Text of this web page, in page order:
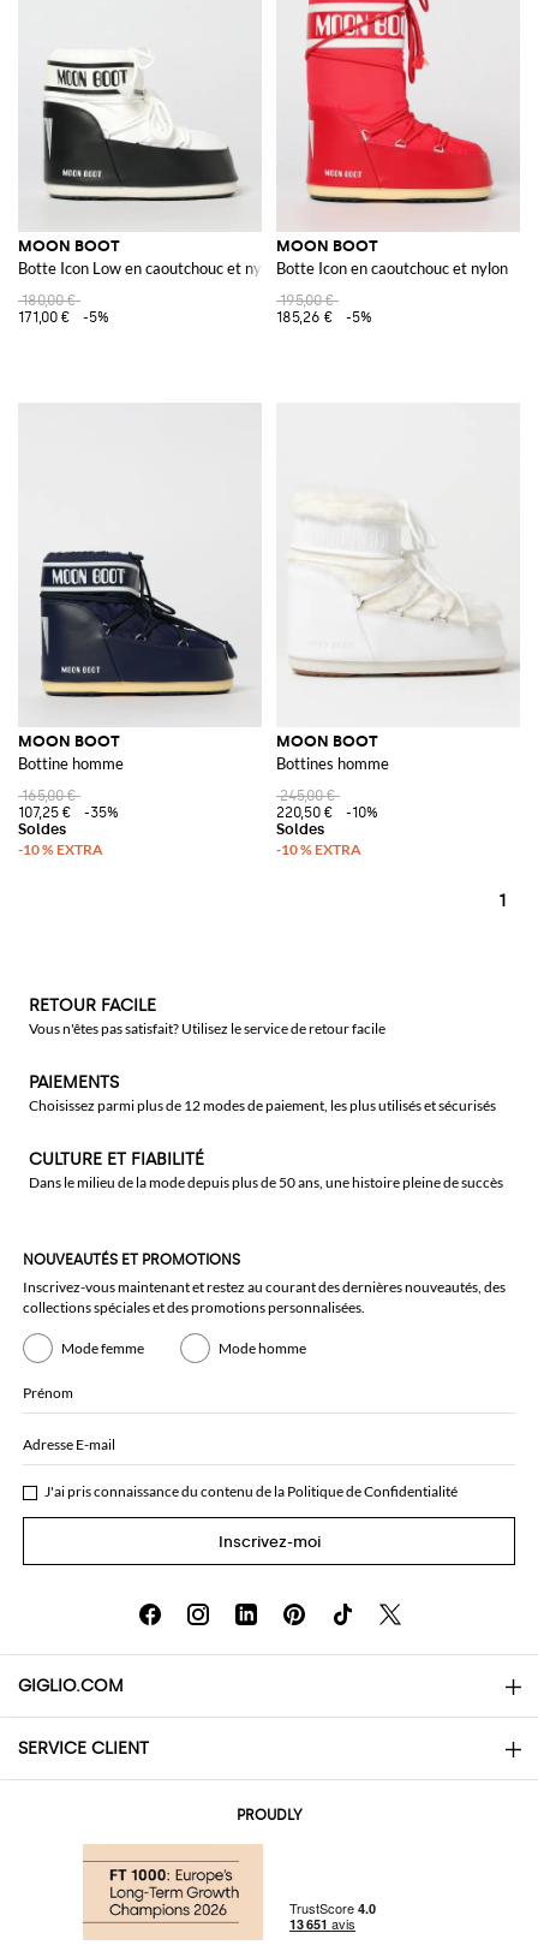
MOON BOOT
Botte Icon Low en caoutchouc et nylon
180,00 €
171,00 €
-5%
MOON BOOT
Botte Icon en caoutchouc et nylon
195,00 €
185,26 €
-5%
MOON BOOT
Bottine homme
165,00 €
107,25 €
-35%
MOON BOOT
Bottines homme
245,00 €
220,50 €
-10%
1
RETOUR FACILE
Vous n'êtes pas satisfait? Utilisez le service de retour facile
PAIEMENTS
Choisissez parmi plus de 12 modes de paiement, les plus utilisés et sécurisés
CULTURE ET FIABILITÉ
Dans le milieu de la mode depuis plus de 50 ans, une histoire pleine de succès
NOUVEAUTÉS ET PROMOTIONS
Inscrivez-vous maintenant et restez au courant des dernières nouveautés, des
collections spéciales et des promotions personnalisées.
Mode femme Mode homme
Prénom
Adresse E-mail
J'ai pris connaissance du contenu de la Politique de Confidentialité
Inscrivez-moi
GIGLIO.COM
About
Community Store
SERVICE CLIENT
Retours et Remboursements
PROUDLY